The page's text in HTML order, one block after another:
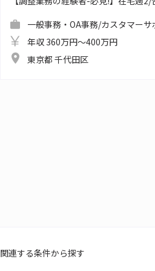
一般事務・OA事務/カスタマーサ
年収 360万円～400万円
東京都 千代田区
関連する条件から探す